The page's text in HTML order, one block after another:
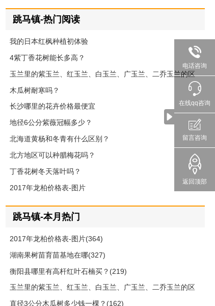
电话咨询
在线qq咨询
留言咨询
返回顶部
跳马镇-热门阅读
我的日本红枫种植初体验
4紫丁香花树能长多高？
玉兰里的紫玉兰、红玉兰、白玉兰、广玉兰、二乔玉兰的区
别
木瓜树耐寒吗？
长沙哪里的花卉价格最便宜
地径6公分紫薇冠幅多少？
北海道黄杨和冬青有什么区别？
北方地区可以种腊梅花吗？
丁香花树冬天落叶吗？
2017年龙柏价格表-图片
跳马镇-本月热门
2017年龙柏价格表-图片(364)
湖南果树苗育苗基地在哪(327)
衡阳县哪里有高杆红叶石楠买？(219)
玉兰里的紫玉兰、红玉兰、白玉兰、广玉兰、二乔玉兰的区
别(212)
直径3公分木瓜树多少钱一棵？(162)